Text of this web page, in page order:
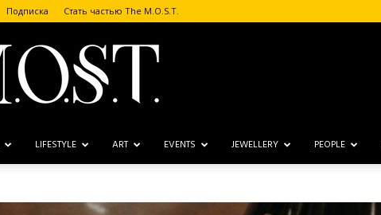
Подписка Стать частью The M.O.S.T.
The
LIFESTYLE ART EVENTS JEWELLERY PEOPLE